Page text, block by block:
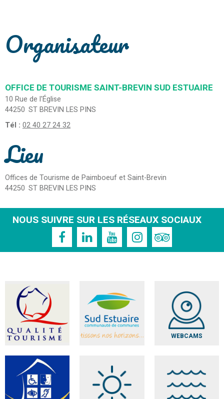
Organisateur
OFFICE DE TOURISME SAINT-BREVIN SUD ESTUAIRE
10 Rue de l'Église
44250 ST BREVIN LES PINS
Tél : 02 40 27 24 32
Lieu
Offices de Tourisme de Paimboeuf et Saint-Brevin
44250 ST BREVIN LES PINS
NOUS SUIVRE SUR LES RÉSEAUX SOCIAUX
WEBCAMS